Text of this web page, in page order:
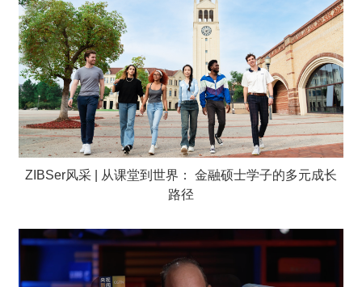
ZIBSer风采 | 从课堂到世界： 金融硕士学子的多元成长
路径